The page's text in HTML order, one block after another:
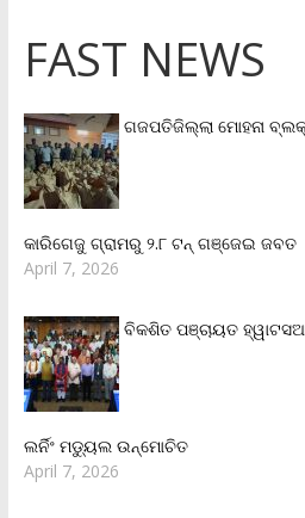
FAST NEWS
ଗଜପତିଜିଲ୍ଲା ମୋହନା
କାରିଗେଜୁ ଗ୍ରାମରୁ ୨.୮ ଟନ୍ ଗଞ୍ଜେଇ ଜବତ
April 7, 2026
ବିକଶିତ ପଞ୍ଚାୟତ
ଲର୍ନିଂ ମଡ୍ୟୁଲ ଉନ୍ମୋଚିତ
April 7, 2026